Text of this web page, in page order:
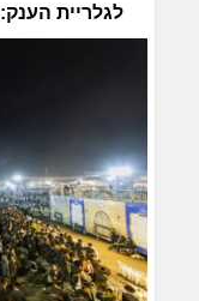
לגלריית הענק: